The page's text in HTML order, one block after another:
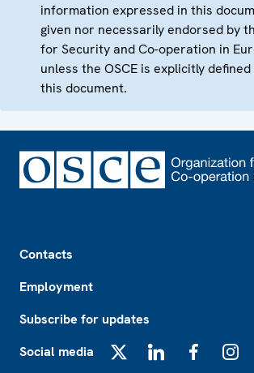
information expressed in this
given nor necessarily endorsed by
for Security and Co-operation in
unless the OSCE is explicitly
this document.
Contacts
Employment
Subscribe for updates
Social media